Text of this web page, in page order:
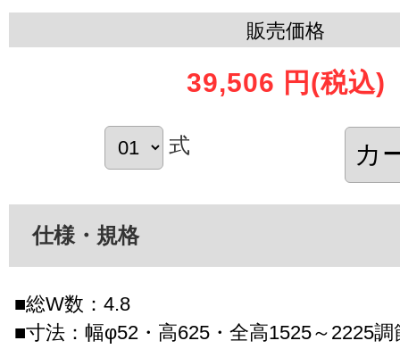
販売価格
39,506 円 (税込)
式
仕様・規格
■総W数：4.8
■寸法：幅φ52・高625・全高1525～2225調